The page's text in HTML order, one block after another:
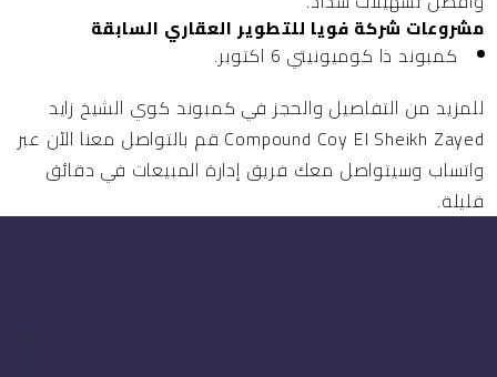
مشروعات شركة فويا للتطوير العقاري السابقة
كمبوند ذا كوميونيتي 6 اكتوبر.
للمزيد من التفاصيل والحجز في كمبوند كوي الشيخ زايد
Compound Coy El Sheikh Zayed قم بالتواصل معنا الآن عبر
واتساب وسيتواصل معك فريق إدارة المبيعات في دقائق
قليلة.